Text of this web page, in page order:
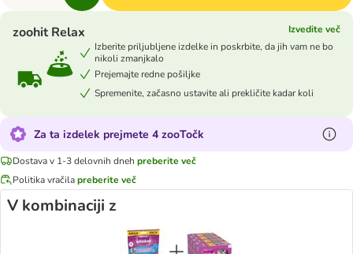
zoohit Relax
Izvedite več
Izberite priljubljene izdelke in poskrbite, da jih vam ne bo
nikoli zmanjkalo
Prejemajte redne pošiljke
Spremenite, začasno ustavite ali prekličite kadar koli
Za ta izdelek prejmete 4 zooTočk
Dostava v 1-3 delovnih dneh preberite več
Politika vračilapreberite več
V kombinaciji z